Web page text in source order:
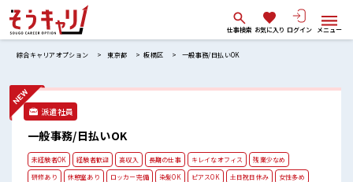
仕事検索 お気に入り ログイン メニュー
綜合キャリアオプション 東京都 板橋区 一般事務/日払いOK
派遣社員
一般事務/日払いOK
未経験者OK 経験者歓迎 高収入 長期の仕事 キレイなオフィス
残業少なめ
研修あり
休憩室あり ロッカー完備 染髪OK ピアスOK 土日祝日休み
女性多め